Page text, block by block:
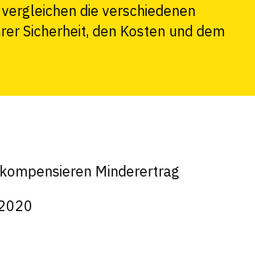
die verschiedenen
Sicherheit, den Kosten und dem
Minderertrag